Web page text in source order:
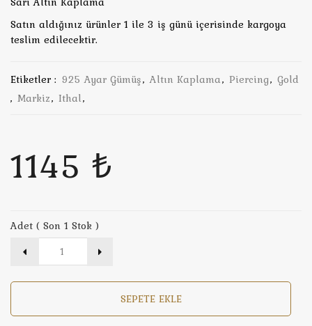
Satın aldığınız ürünler 1 ile 3 iş günü içerisinde kargoya
teslim edilecektir.
Etiketler : 925 Ayar Gümüş, Altın Kaplama, Piercing, Gold
, Markiz, Ithal,
1145 ₺
Adet ( Son 1 Stok )
SEPETE EKLE